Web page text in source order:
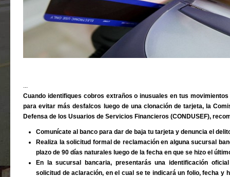
...
Cuando identifiques cobros extraños o inusuales en tus
para evitar más desfalcos luego de una clonación de tarjeta, la
Defensa de los Usuarios de Servicios Financieros (CONDUSEF),
Comunícate al banco para dar de baja tu tarjeta y denuncia el
Realiza la solicitud formal de reclamación en alguna sucursal
plazo de 90 días naturales luego de la fecha en que se hizo el
En la sucursal bancaria, presentarás una identificación
solicitud de aclaración, en el cual se te indicará un folio, fecha y